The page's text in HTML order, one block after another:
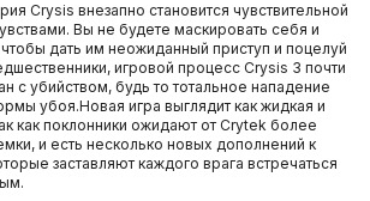
Crysis внезапно становится чувствительной
Вы не будете маскировать себя и
чтобы дать им неожиданный приступ и поцелуй
игровой процесс Crysis 3 почти
с убийством, будь то тотальное нападение
убоя.Новая игра выглядит как жидкая и
как поклонники ожидают от Crytek более
и есть несколько новых дополнений к
заставляют каждого врага встречаться